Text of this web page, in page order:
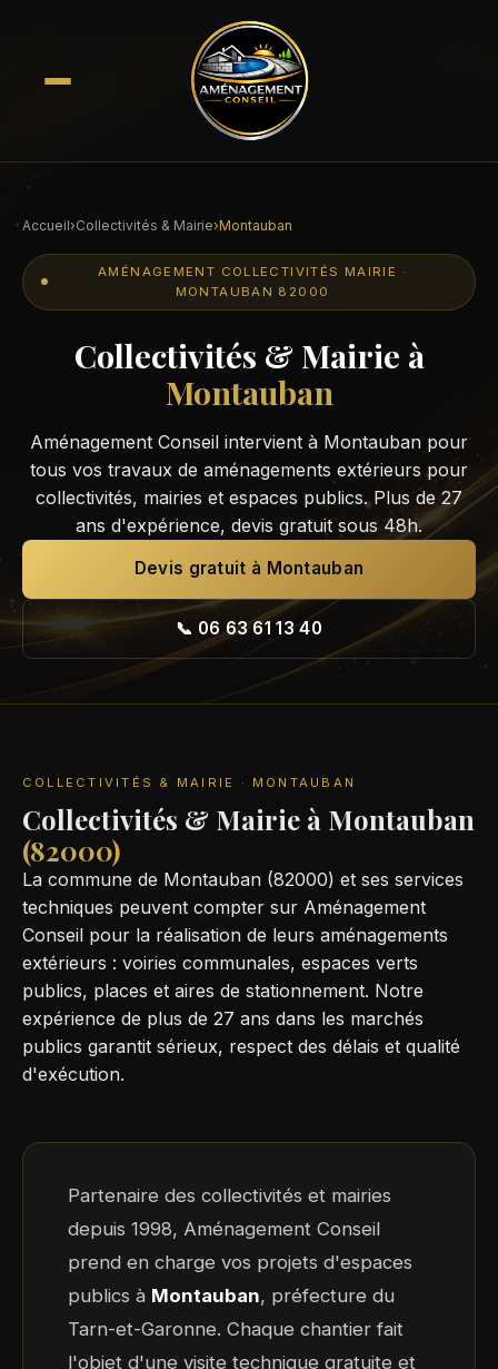
Accueil›Collectivités & Mairie›Montauban
AMÉNAGEMENT COLLECTIVITÉS MAIRIE ·
MONTAUBAN 82000
Collectivités & Mairie à
Montauban
Aménagement Conseil intervient à Montauban pour
tous vos travaux de aménagements extérieurs pour
collectivités, mairies et espaces publics. Plus de 27
ans d'expérience, devis gratuit sous 48h.
Devis gratuit à Montauban
📞 06 63 61 13 40
COLLECTIVITÉS & MAIRIE · MONTAUBAN
Collectivités & Mairie à Montauban
(82000)
La commune de Montauban (82000) et ses services
techniques peuvent compter sur Aménagement
Conseil pour la réalisation de leurs aménagements
extérieurs : voiries communales, espaces verts
publics, places et aires de stationnement. Notre
expérience de plus de 27 ans dans les marchés
publics garantit sérieux, respect des délais et qualité
d'exécution.
Partenaire des collectivités et mairies
depuis 1998, Aménagement Conseil
prend en charge vos projets d'espaces
publics à Montauban, préfecture du
Tarn-et-Garonne. Chaque chantier fait
l'objet d'une visite technique gratuite et